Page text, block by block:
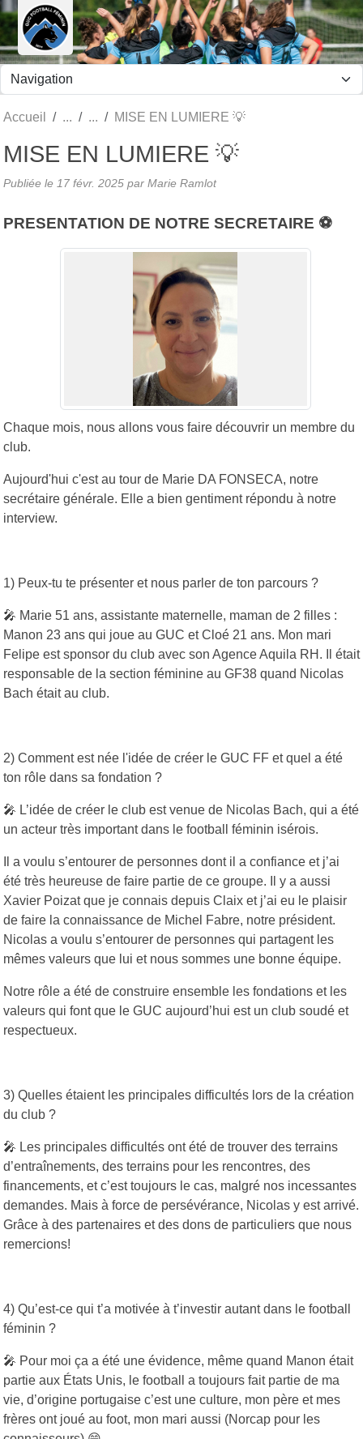
Accueil MISE EN LUMIERE 💡
MISE EN LUMIERE 💡
Publiée le 17 févr. 2025 par Marie Ramlot
PRESENTATION DE NOTRE SECRETAIRE ⚽️
Chaque mois, nous allons vous faire découvrir un membre du
club.
Aujourd'hui c'est au tour de Marie DA FONSECA, notre
secrétaire générale. Elle a bien gentiment répondu à notre
interview.
1) Peux-tu te présenter et nous parler de ton parcours ?
🎤 Marie 51 ans, assistante maternelle, maman de 2 filles :
Manon 23 ans qui joue au GUC et Cloé 21 ans. Mon mari
Felipe est sponsor du club avec son Agence Aquila RH. Il était
responsable de la section féminine au GF38 quand Nicolas
Bach était au club.
2) Comment est née l'idée de créer le GUC FF et quel a été
ton rôle dans sa fondation ?
🎤 L’idée de créer le club est venue de Nicolas Bach, qui a été
un acteur très important dans le football féminin isérois.
Il a voulu s’entourer de personnes dont il a confiance et j’ai
été très heureuse de faire partie de ce groupe. Il y a aussi
Xavier Poizat que je connais depuis Claix et j’ai eu le plaisir
de faire la connaissance de Michel Fabre, notre président.
Nicolas a voulu s’entourer de personnes qui partagent les
mêmes valeurs que lui et nous sommes une bonne équipe.
Notre rôle a été de construire ensemble les fondations et les
valeurs qui font que le GUC aujourd’hui est un club soudé et
respectueux.
3) Quelles étaient les principales difficultés lors de la création
du club ?
🎤 Les principales difficultés ont été de trouver des terrains
d’entraînements, des terrains pour les rencontres, des
financements, et c’est toujours le cas, malgré nos incessantes
demandes. Mais à force de persévérance, Nicolas y est arrivé.
Grâce à des partenaires et des dons de particuliers que nous
remercions!
4) Qu’est-ce qui t’a motivée à t’investir autant dans le football
féminin ?
🎤 Pour moi ça a été une évidence, même quand Manon était
partie aux États Unis, le football a toujours fait partie de ma
vie, d’origine portugaise c’est une culture, mon père et mes
frères ont joué au foot, mon mari aussi (Norcap pour les
Panneau de gestion des cookies